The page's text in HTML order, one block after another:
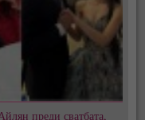
преди сватбата,